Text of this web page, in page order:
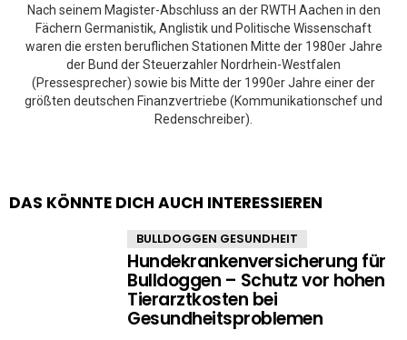
Nach seinem Magister-Abschluss an der RWTH Aachen in den
Fächern Germanistik, Anglistik und Politische Wissenschaft
waren die ersten beruflichen Stationen Mitte der 1980er Jahre
der Bund der Steuerzahler Nordrhein-Westfalen
(Pressesprecher) sowie bis Mitte der 1990er Jahre einer der
größten deutschen Finanzvertriebe (Kommunikationschef und
Redenschreiber).
DAS KÖNNTE DICH AUCH INTERESSIEREN
BULLDOGGEN GESUNDHEIT
Hundekrankenversicherung für
Bulldoggen – Schutz vor hohen
Tierarztkosten bei
Gesundheitsproblemen